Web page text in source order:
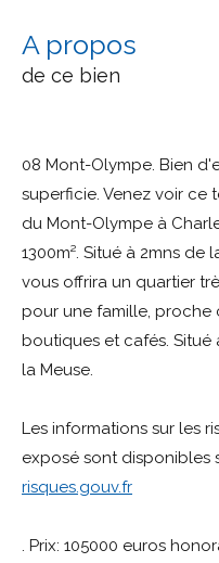
a propos
de ce bien
08 Mont-Olympe. Bien
superficie. Venez voir ce
du Mont-Olympe à
1300m². Situé à 2mns de
vous offrira un quartier
pour une famille, proche
boutiques et cafés. Situé
la Meuse.
Les informations sur les
exposé sont disponibles
risques.gouv.fr
. Prix: 105000 euros